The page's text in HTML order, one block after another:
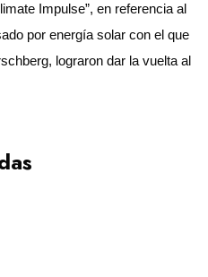
Impulse”, en referencia al
por energía solar con el que
lograron dar la vuelta al